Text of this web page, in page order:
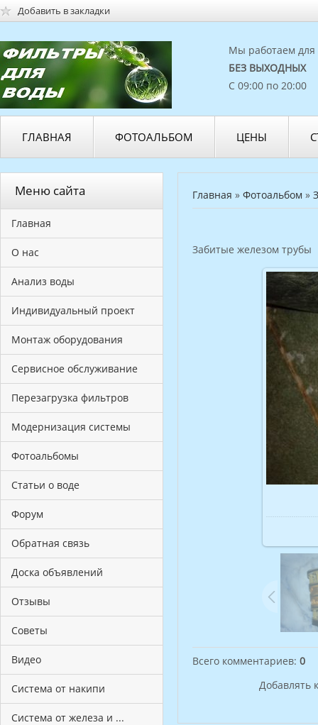
Добавить в закладки
Мы работаем для
БЕЗ ВЫХОДНЫХ
С 09:00 по 20:00
ГЛАВНАЯ ФОТОАЛЬБОМ ЦЕНЫ
Меню сайта
Главная
О нас
Анализ воды
Индивидуальный проект
Монтаж оборудования
Сервисное обслуживание
Перезагрузка фильтров
Модернизация системы
Фотоальбомы
Статьи о воде
Форум
Обратная связь
Доска объявлений
Отзывы
Советы
Видео
Система от накипи
Система от железа и ...
Главная » Фотоальбом »
Забитые железом трубы
Всего комментариев: 0
Добавлять